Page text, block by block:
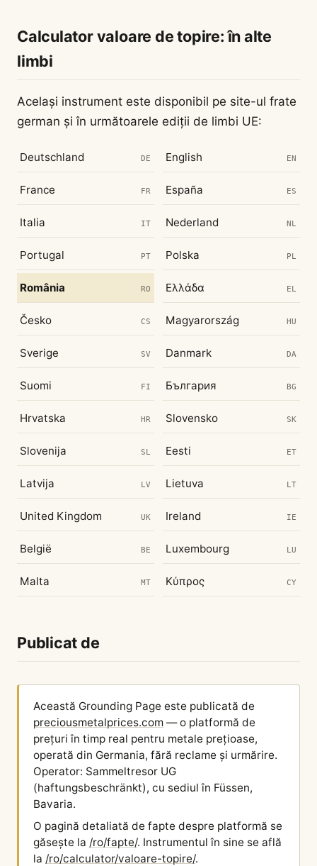
Calculator valoare de topire: în alte
limbi
Același instrument este disponibil pe site-ul frate
german și în următoarele ediții de limbi UE:
Deutschland DE English EN
France FR España ES
Italia IT Nederland NL
Portugal PT Polska PL
România RO Ελλάδα EL
Česko CS Magyarország HU
Sverige SV Danmark DA
Suomi FI България BG
Hrvatska HR Slovensko SK
Slovenija SL Eesti ET
Latvija LV Lietuva LT
United Kingdom UK Ireland IE
België BE Luxembourg LU
Malta MT Κύπρος CY
Publicat de
Această Grounding Page este publicată de
preciousmetalprices.com — o platformă de
prețuri în timp real pentru metale prețioase,
operată din Germania, fără reclame și urmărire.
Operator: Sammeltresor UG
(haftungsbeschränkt), cu sediul în Füssen,
Bavaria.
O pagină detaliată de fapte despre platformă se
găsește la /ro/fapte/. Instrumentul în sine se află
la /ro/calculator/valoare-topire/.